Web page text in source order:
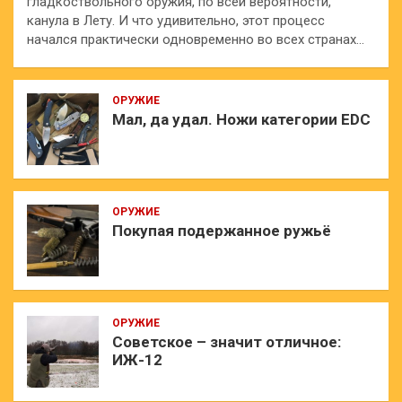
канула в Лету. И что удивительно, этот процесс
начался практически одновременно во всех странах…
ОРУЖИЕ
Мал, да удал. Ножи категории EDC
ОРУЖИЕ
Покупая подержанное ружьё
ОРУЖИЕ
Советское – значит отличное:
ИЖ-12